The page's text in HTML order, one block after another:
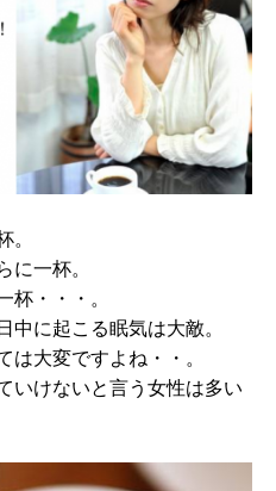
に一杯。
杯・・・。
に起こる眠気は大敵。
大変ですよね・・。
いけないと言う女性は多い